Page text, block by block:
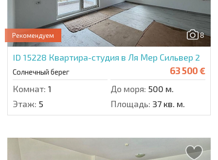
8
Рекомендуем
ID 15228 Квартира-студия в Ля Мер Сильвер 2
Солнечный берег 63 500 €
Комнат: 1 До моря: 500 м.
Этаж: 5 Площадь: 37 кв. м.